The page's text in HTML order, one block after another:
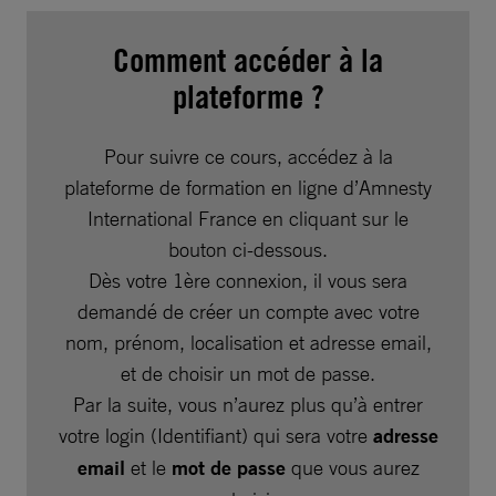
Comment accéder à la
plateforme ?
Pour suivre ce cours, accédez à la
plateforme de formation en ligne d’Amnesty
International France en cliquant sur le
bouton ci-dessous.
Dès votre 1ère connexion, il vous sera
demandé de créer un compte avec votre
nom, prénom, localisation et adresse email,
et de choisir un mot de passe.
Par la suite, vous n’aurez plus qu’à entrer
votre login (Identifiant) qui sera votre adresse
email et le mot de passeque vous aurez